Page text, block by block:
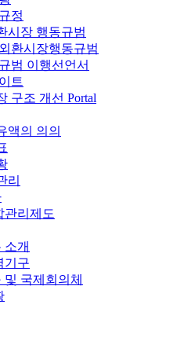
정
시장 행동규범
환시장행동규범
범 이행선언서
트
구조 개선 Portal
액의 의의
리
관리제도
소개
기구
국제회의체